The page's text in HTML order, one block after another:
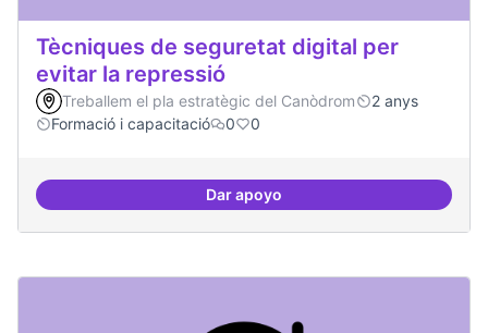
Tècniques de seguretat digital per
evitar la repressió
Treballem el pla estratègic del Canòdrom
2 anys
Formació i capacitació
0 0
Dar apoyoTècniques de seguretat digital